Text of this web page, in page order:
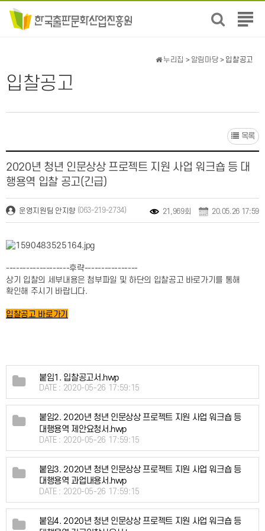
전
뉴
입찰공고
누리집 > 알림마당 > 입찰공고
목록
2020년 청년 인문상상 프로젝트 지원 사업 워크숍 등 대
행용역 입찰 공고(긴급)
운영지원팀 안지향 (063-219-2734) 21,969회 20.05.26 17:59
-------------------후략----------------
상기 입찰의 세부내용은 첨부파일 및 하단의 입찰공고 바로가기를 통해
확인해 주시기 바랍니다.
입찰공고 바로가기
붙임1. 입찰공고서.hwp
DATE : 2020-05-26 17:59:15
붙임2. 2020년 청년 인문상상 프로젝트 지원 사업 워크숍 등
대행용역 제안요청서.hwp
DATE : 2020-05-26 17:59:15
붙임3. 2020년 청년 인문상상 프로젝트 지원 사업 워크숍 등
대행용역 과업내용서.hwp
DATE : 2020-05-26 17:59:15
붙임4. 2020년 청년 인문상상 프로젝트 지원 사업 워크숍 등